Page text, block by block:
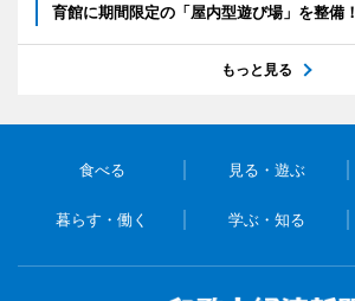
育館に期間限定の「屋内型遊び場」を整備！
もっと見る
食べる 見る・遊ぶ
暮らす・働く 学ぶ・知る